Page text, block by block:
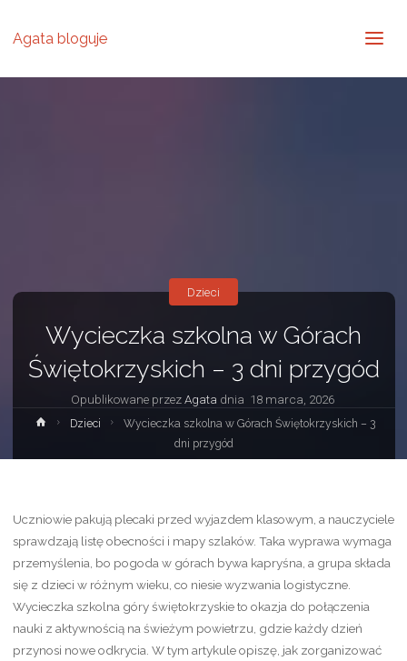
Agata bloguje
Wycieczka szkolna w Górach
Świętokrzyskich – 3 dni przygód
Opublikowane przezAgata dnia 18 marca, 2026
Dzieci
StronaDzieci
Wycieczka szkolna w Górach Świętokrzyskich – 3
dni przygód
Uczniowie pakują plecaki przed wyjazdem klasowym, a nauczyciele
sprawdzają listę obecności i mapy szlaków. Taka wyprawa wymaga
przemyślenia, bo pogoda w górach bywa kapryśna, a grupa składa
się z dzieci w różnym wieku, co niesie wyzwania logistyczne.
Wycieczka szkolna góry świętokrzyskie to okazja do połączenia
nauki z aktywnością na świeżym powietrzu, gdzie każdy dzień
przynosi nowe odkrycia. W tym artykule opiszę, jak zorganizować